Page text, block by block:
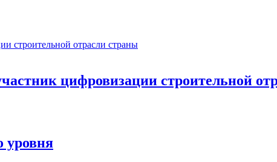
цифровизации строительной
уровня